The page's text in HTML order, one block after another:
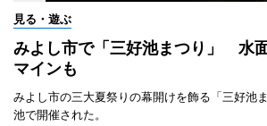
見る・遊ぶ
みよし市で「三好池まつり」 水
マインも
みよし市の三大夏祭りの幕開けを飾る「三好池
池で開催された。